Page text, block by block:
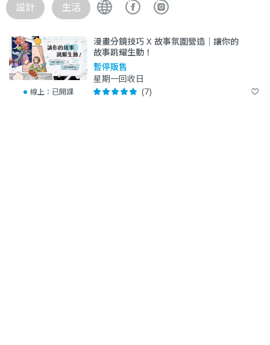
設計 生活
線上： 已開課
漫畫分鏡技巧 X 故事氛圍營造｜讓你的
故事跳耀生動！
暫停販售
星期一回收日
(7)